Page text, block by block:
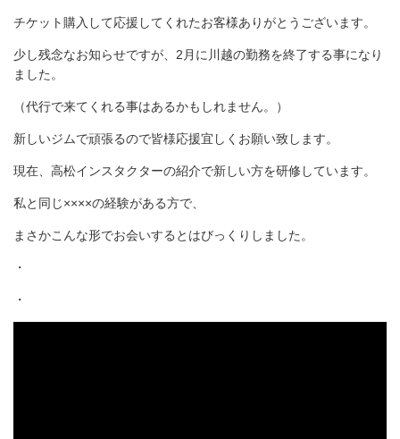
チケット購入して応援してくれたお客様ありがとうございます。
少し残念なお知らせですが、2月に川越の勤務を終了する事になり
ました。
（代行で来てくれる事はあるかもしれません。）
新しいジムで頑張るので皆様応援宜しくお願い致します。
現在、高松インスタクターの紹介で新しい方を研修しています。
私と同じ××××の経験がある方で、
まさかこんな形でお会いするとはびっくりしました。
・
・